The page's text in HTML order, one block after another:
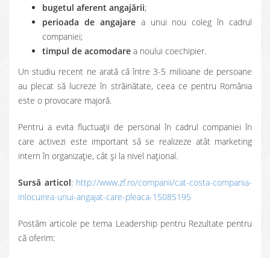
bugetul aferent angajării;
perioada de angajarea unui nou coleg în cadrul
companiei;
timpul de acomodare a noului coechipier.
Un studiu recent ne arată că între 3-5 milioane de persoane
au plecat să lucreze în străinătate, ceea ce pentru România
este o provocare majoră.
Pentru a evita fluctuații de personal în cadrul companiei în
care activezi este important să se realizeze atât marketing
intern în organizație, cât și la nivel național.
Sursă articol: http://www.zf.ro/companii/cat-costa-compania-
inlocuirea-unui-angajat-care-pleaca-15085195
Postăm articole pe tema Leadership pentru Rezultate pentru
că oferim: